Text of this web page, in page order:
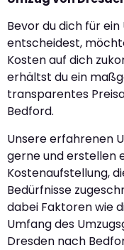
Bevor du dich für
entscheidest,
Kosten auf dich
erhältst du ein
transparentes
Bedford.
Unsere erfahrenen
gerne und erstellen
Kostenaufstellung,
Bedürfnisse
dabei Faktoren wie
Umfang des
Dresden nach